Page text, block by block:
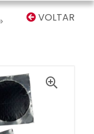
VOLTAR